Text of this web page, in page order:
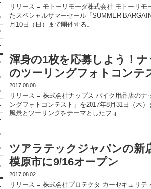
リリース = モトーリモーダ株式会社 モトーリモ
たスペシャルサマーセール「SUMMER
月10日（日）まで開催する。
渾身の1枚を応募しよう！
のツーリングフォトコンテ
2017.08.08
リリース = 株式会社ナップス バイク用品店のナ
ングフォトコンテスト」を2017年8月31日（木
風景とツーリングをテーマとしたフォ
ツアラテックジャパンの新
模原市に9/16オープン
2017.08.02
リリース = 株式会社プロテクタ カーセキュリテ